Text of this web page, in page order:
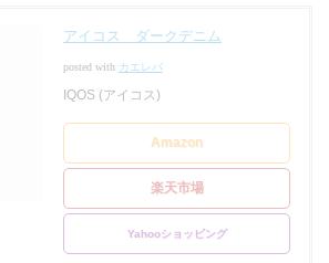
アイコス ダークデニム
posted with カエレバ
IQOS (アイコス)
Amazon
楽天市場
Yahooショッピング